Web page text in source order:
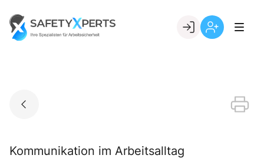
content
Go to landing page.
Kommunikation im Arbeitsalltag